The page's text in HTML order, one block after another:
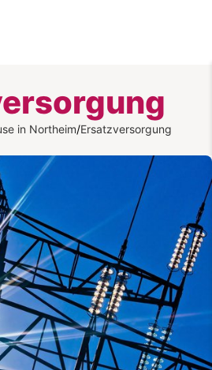
in Northeim/Ersatzversorgung